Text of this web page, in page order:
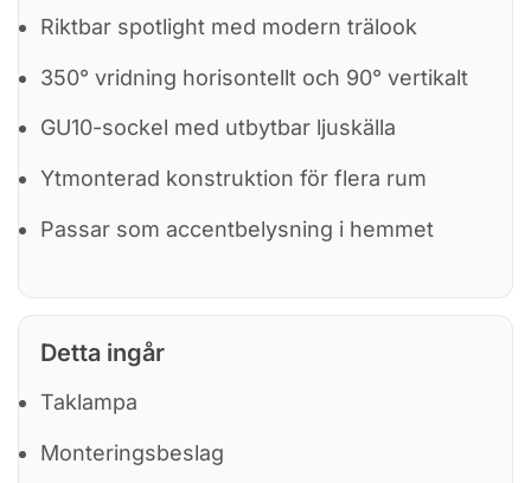
Riktbar spotlight med modern trälook
350° vridning horisontellt och 90° vertikalt
GU10-sockel med utbytbar ljuskälla
Ytmonterad konstruktion för flera rum
Passar som accentbelysning i hemmet
Detta ingår
Taklampa
Monteringsbeslag